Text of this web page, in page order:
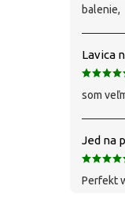
balenie,
Lavica
som
Jed na
Perfekt